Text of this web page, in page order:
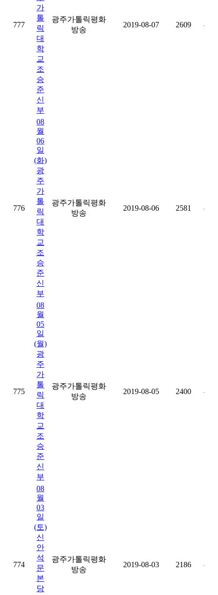
777
가
톨
릭
대
학
교
조
승
준
신
부
광주가톨릭평화
방송
2019-08-07 2609 -
776
08
월
06
일
(화)
광
주
가
톨
릭
대
학
교
조
승
준
신
부
광주가톨릭평화
방송
2019-08-06 2581 -
775
08
월
05
일
(월)
광
주
가
톨
릭
대
학
교
조
승
준
신
부
광주가톨릭평화
방송
2019-08-05 2400 -
774
08
월
03
일
(토)
신
안
석
문
본
당
광주가톨릭평화
방송
2019-08-03 2186 -